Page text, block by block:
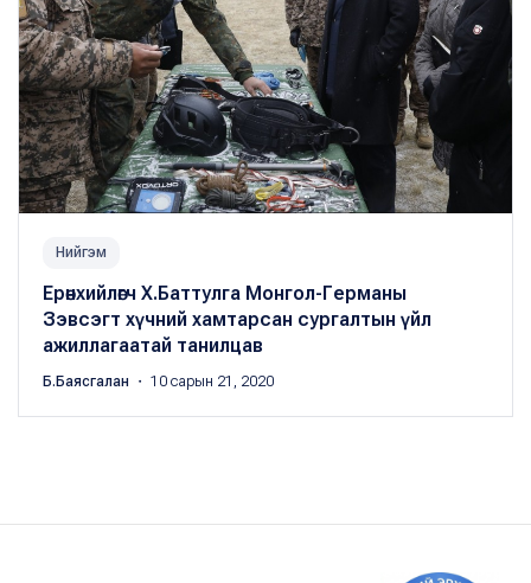
Нийгэм
Ерөнхийлөгч Х.Баттулга Монгол-Германы
Зэвсэгт хүчний хамтарсан сургалтын үйл
ажиллагаатай танилцав
Б.Баясгалан ・ 10 сарын 21, 2020